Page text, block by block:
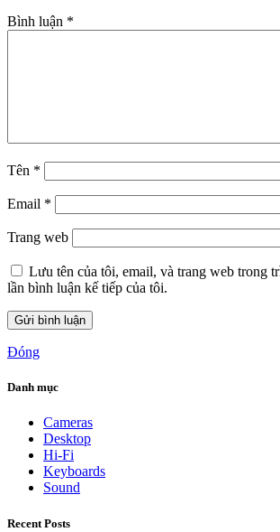
Bình luận *
Tên *
Email *
Trang web
Lưu tên của tôi, email, và trang web trong
lần bình luận kế tiếp của tôi.
Đóng
Danh mục
Cameras
Desktop
Hi-Fi
Keyboards
Sound
Recent Posts